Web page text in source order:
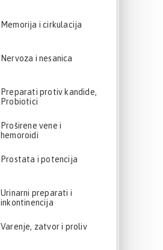
Memorija i cirkulacija
Nervoza i nesanica
Preparati protiv kandide,
Probiotici
Proširene vene i
hemoroidi
Prostata i potencija
Urinarni preparati i
inkontinencija
Varenje, zatvor i proliv